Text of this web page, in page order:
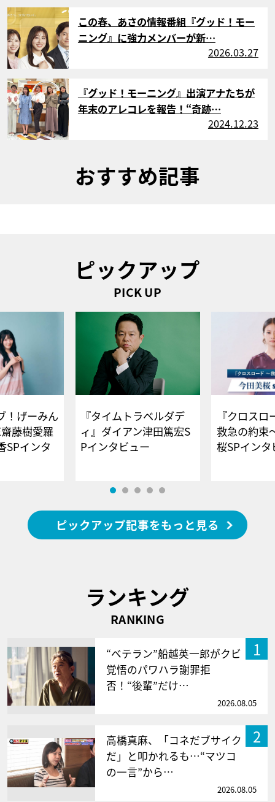
サムネイル
この春、あさの情報番組『グッド！モー
ニング』に強力メンバーが新…
2026.03.27
サムネイル
『グッド！モーニング』出演アナたちが
年末のアレコレを報告！“奇跡…
2024.12.23
おすすめ記事
ピックアップ
PICK UP
！げーみん
藤樹愛羅
SPインタ
『タイムトラベルダデ
ィ』ダイアン津田篤宏S
Pインタビュー
『クロス
救急の約束
桜SPイ
ピックアップ記事をもっと見る
ランキング
RANKING
1
“ベテラン”船越英一郎がクビ
覚悟のパワハラ謝罪拒
否！“後輩”だけ…
2026.08.05
2
高橋真麻、「コネだブサイク
だ」と叩かれるも…“マツコ
の一言”から…
2026.08.05